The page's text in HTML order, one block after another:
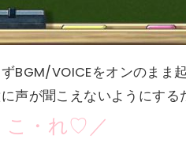
BGM/VOICEをオンのまま
声が聞こえないようにす
こ・れ♡／